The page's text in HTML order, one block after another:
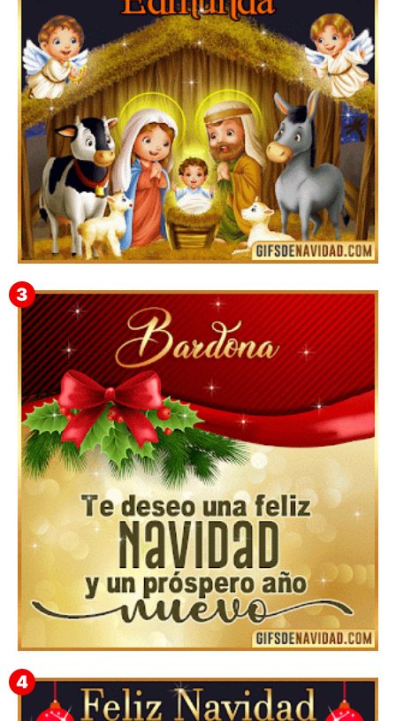
Te deseo una Feliz Navidad Barsimea
Feliz Navidad y próspero Año Nuevo Edmunda